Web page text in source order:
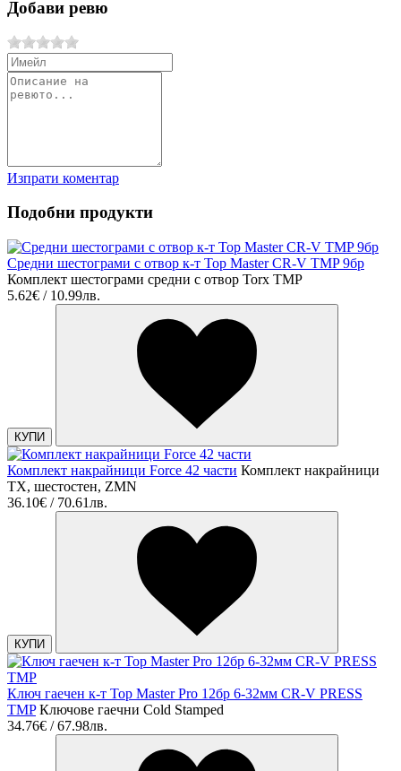
Добави ревю
Изпрати коментар
Подобни продукти
Средни шестограми с отвор к-т Top Master CR-V TMP 9бр
Комплект шестограми средни с отвор Torx TMP
5.62€ / 10.99лв.
КУПИ
Комплект накрайници Force 42 части Комплект накрайници
TX, шестостен, ZMN
36.10€ / 70.61лв.
КУПИ
Ключ гаечен к-т Top Master Pro 12бр 6-32мм CR-V PRESS
TMP Ключове гаечни Cold Stamped
34.76€ / 67.98лв.